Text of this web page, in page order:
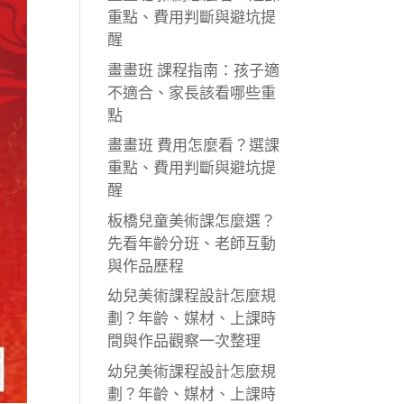
重點、費用判斷與避坑提
醒
畫畫班 課程指南：孩子適
不適合、家長該看哪些重
點
畫畫班 費用怎麼看？選課
重點、費用判斷與避坑提
醒
板橋兒童美術課怎麼選？
先看年齡分班、老師互動
與作品歷程
幼兒美術課程設計怎麼規
劃？年齡、媒材、上課時
間與作品觀察一次整理
幼兒美術課程設計怎麼規
劃？年齡、媒材、上課時